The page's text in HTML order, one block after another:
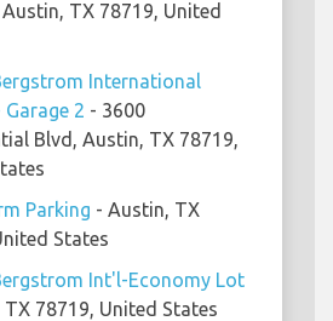
TX 78719, United
International
2 - 3600
Blvd, Austin, TX 78719,
Parking - Austin, TX
States
Int'l-Economy Lot
78719, United States